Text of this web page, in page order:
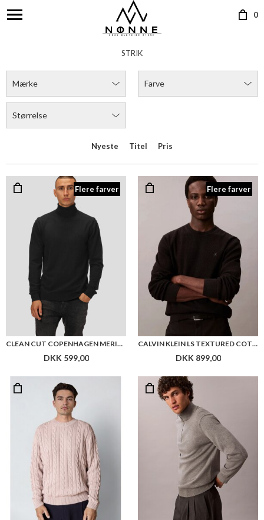
0
STRIK
Mærke Farve
Størrelse
Nyeste Titel Pris
Flere farver
CLEAN CUT COPENHAGEN MERINO WOOL ROLL NECK
DKK 599,00
Flere farver
CALVIN KLEIN LS TEXTURED COTTON CREWNK SWEATER
DKK 899,00